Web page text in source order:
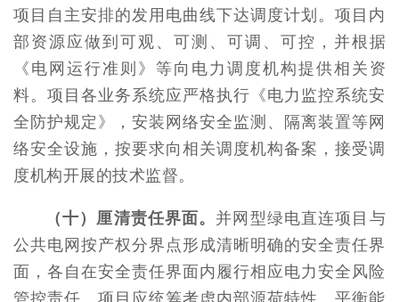
项目自主安排的发用电曲线下达调度计划。项目内
部资源应做到可观、可测、可调、可控，并根据
《电网运行准则》等向电力调度机构提供相关资
料。项目各业务系统应严格执行《电力监控系统安
全防护规定》，安装网络安全监测、隔离装置等网
络安全设施，按要求向相关调度机构备案，接受调
度机构开展的技术监督。
（十）厘清责任界面。 并网型绿电直连项目与
公共电网按产权分界点形成清晰明确的安全责任界
面，各自在安全责任界面内履行相应电力安全风险
管控责任。项目应统筹考虑内部源荷特性、平衡能